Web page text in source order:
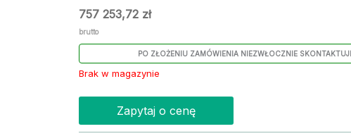
757 253,72 zł
brutto
PO ZŁOŻENIU ZAMÓWIENIA NIEZWŁOCZNIE
Brak w magazynie
Zapytaj o cenę